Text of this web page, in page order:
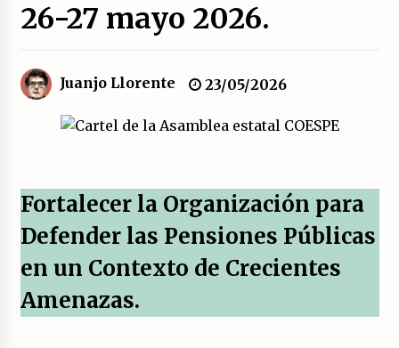
Movilización social contra los presupuestos
derechistas de la Generalitat Valenciana.
políticos.
¿Son marxistas las publicaciones de la
Fundación de Investigaciones Marxistas (FIM)
del PCE?
20/07/2026
¿Por qué la «unidad de las izquierdas» es un
19/07/2026
26-27 mayo 2026.
Juanjo Llorente 23/05/2026
Fortalecer la Organización para
Defender las Pensiones Públicas
en un Contexto de Crecientes
Amenazas.